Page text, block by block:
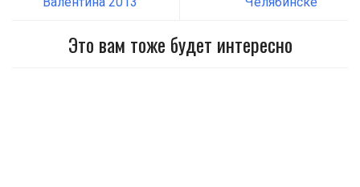
Это вам тоже будет интересно